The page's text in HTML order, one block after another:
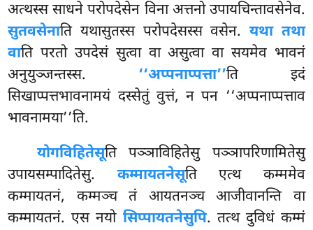
अत्थस्स साधने परोपदेसेन विनाअत्तनो उपायचिन्तावसेनेव.
सुतवसेनाति यथासुतस्स परोपदेसस्स वसेन.यथा तथा
वाति परतो उपदेसं सुत्वा वा असुत्वा वा सयमेव भावनं
अनुयुञ्जन्तस्स. ‘‘अप्पनाप्पत्ता’’ति इदं
सिखाप्पत्तभावनामयं दस्सेतुं वुत्तं, न पन ‘‘अप्पनाप्पत्ताव
भावनामया’’ति.
योगविहितेसूति पञ्ञाविहितेसु पञ्ञापरिणामितेसु
उपायसम्पादितेसु. कम्मायतनेसूति एत्थ कम्ममेव
कम्मायतनं, कम्मञ्च तं आयतनञ्च आजीवानन्ति वा
कम्मायतनं. एस नयो सिप्पायतनेसुपि. तत्थ दुविधं कम्मं